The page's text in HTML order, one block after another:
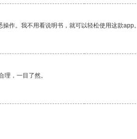
作。我不用看说明书，就可以轻松使用这款app。
，一目了然。